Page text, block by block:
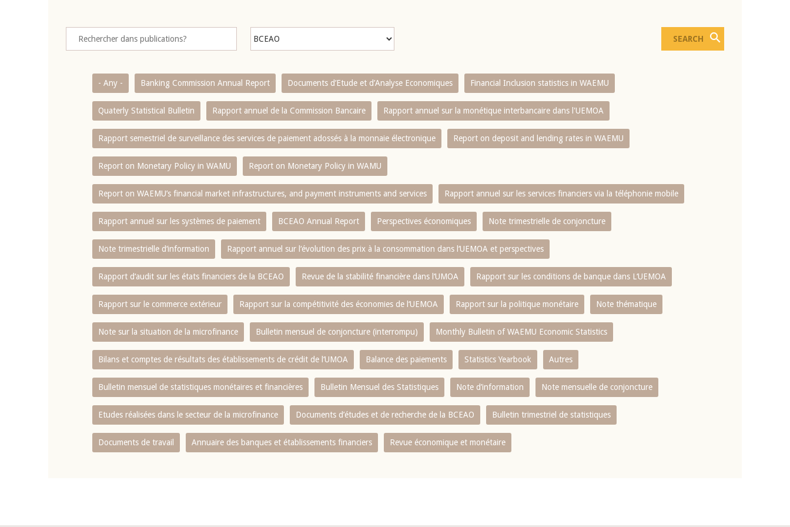
- Any - Banking Commission Annual Report Documents d’Etude et d’Analyse Economiques Financial Inclusion statistics in WAEMU
Quaterly Statistical Bulletin Rapport annuel de la Commission Bancaire Rapport annuel sur la monétique interbancaire dans l'UEMOA
Rapport semestriel de surveillance des services de paiement adossés à la monnaie électronique Report on deposit and lending rates in WAEMU
Report on Monetary Policy in WAMU Report on Monetary Policy in WAMU
Report on WAEMU’s financial market infrastructures, and payment instruments and services Rapport annuel sur les services financiers via la téléphonie mobile
Rapport annuel sur les systèmes de paiement BCEAO Annual Report Perspectives économiques Note trimestrielle de conjoncture
Note trimestrielle d‘information Rapport annuel sur l‘évolution des prix à la consommation dans l‘UEMOA et perspectives
Rapport d‘audit sur les états financiers de la BCEAO Revue de la stabilité financière dans l‘UMOA Rapport sur les conditions de banque dans L‘UEMOA
Rapport sur le commerce extérieur Rapport sur la compétitivité des économies de l‘UEMOA Rapport sur la politique monétaire Note thématique
Note sur la situation de la microfinance Bulletin mensuel de conjoncture (interrompu) Monthly Bulletin of WAEMU Economic Statistics
Bilans et comptes de résultats des établissements de crédit de l‘UMOA Balance des paiements Statistics Yearbook Autres
Bulletin mensuel de statistiques monétaires et financières Bulletin Mensuel des Statistiques Note d’information Note mensuelle de conjoncture
Etudes réalisées dans le secteur de la microfinance Documents d’études et de recherche de la BCEAO Bulletin trimestriel de statistiques
Documents de travail Annuaire des banques et établissements financiers Revue économique et monétaire